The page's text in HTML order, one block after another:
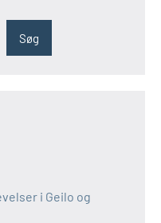
Søg
i Geilo og